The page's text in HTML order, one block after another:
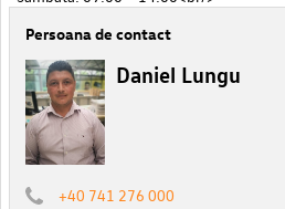
Persoana de contact
Daniel Lungu
+40 741 276 000